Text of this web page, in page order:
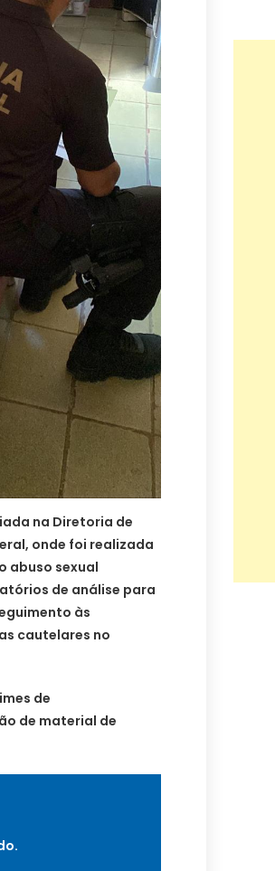
na Diretoria de
onde foi realizada
abuso sexual
de análise para
às
cautelares no
de
de material de